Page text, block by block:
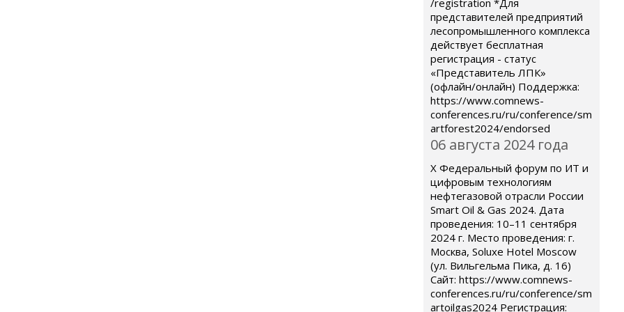
представителей предприятий
лесопромышленного комплекса
действует бесплатная
регистрация - статус
«Представитель ЛПК»
(офлайн/онлайн) Поддержка:
https://www.comnews-
conferences.ru/ru/conference/sm
artforest2024/endorsed
06 августа 2024 года
X Федеральный форум по ИТ и
цифровым технологиям
нефтегазовой отрасли России
Smart Oil & Gas 2024. Дата
проведения: 10–11 сентября
2024 г. Место проведения: г.
Москва, Soluxe Hotel Moscow
(ул. Вильгельма Пика, д. 16)
Сайт: https://www.comnews-
conferences.ru/ru/conference/sm
artoilgas2024 Регистрация: